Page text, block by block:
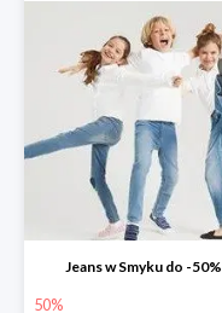
Jeans w Smyku do -50%
50%